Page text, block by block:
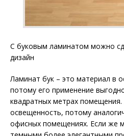
С буковым ламинатом можно
дизайн
Ламинат бук – это материал в
потому его применение
квадратных метрах
освещенность, потому
офисных помещениях. Если же